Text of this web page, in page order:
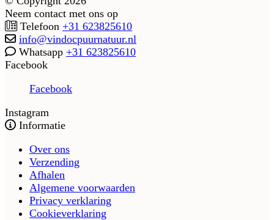
Neem contact met ons op
Telefoon +31 623825610
info@vindocpuurnatuur.nl
Whatsapp +31 623825610
Facebook
Facebook
Instagram
Informatie
Over ons
Verzending
Afhalen
Algemene voorwaarden
Privacy verklaring
Cookieverklaring